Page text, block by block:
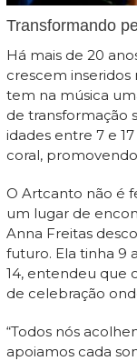
Transformando
Há mais de 20
crescem
tem na música
de transformação
idades entre 7 e
coral,
O Artcanto não é
um lugar de
Anna Freitas
futuro. Ela tinha 9
14, entendeu que
de celebração
“Todos nós
apoiamos cada